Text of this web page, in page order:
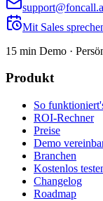
Mit Sales
15 min Demo ·
Produkt
So
ROI-Rechner
Preise
Demo
Branchen
Kostenlos
Changelog
Roadmap